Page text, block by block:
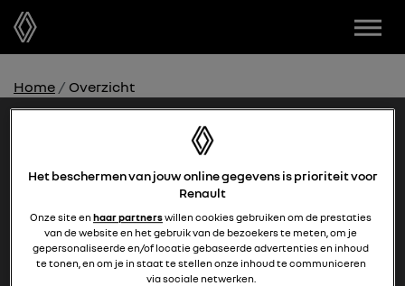
Home Overzicht
MEER WETEN OVER ONZE MODELLEN?
Vragen over Operational Lease?
Neem contact met ons op
Het beschermen van jouw online gegevens is prioriteit voor
Renault
Onze site enhaar partnerswillen cookies gebruiken om de prestaties
van de website en het gebruik van de bezoekers te meten, om je
gepersonaliseerde en/of locatie gebaseerde advertenties en inhoud
te tonen, en om je in staat te stellen onze inhoud te communiceren
via sociale netwerken.